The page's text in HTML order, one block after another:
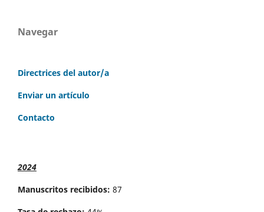
Navegar
Directrices del autor/a
Enviar un artículo
Contacto
2024
Manuscritos recibidos: 87